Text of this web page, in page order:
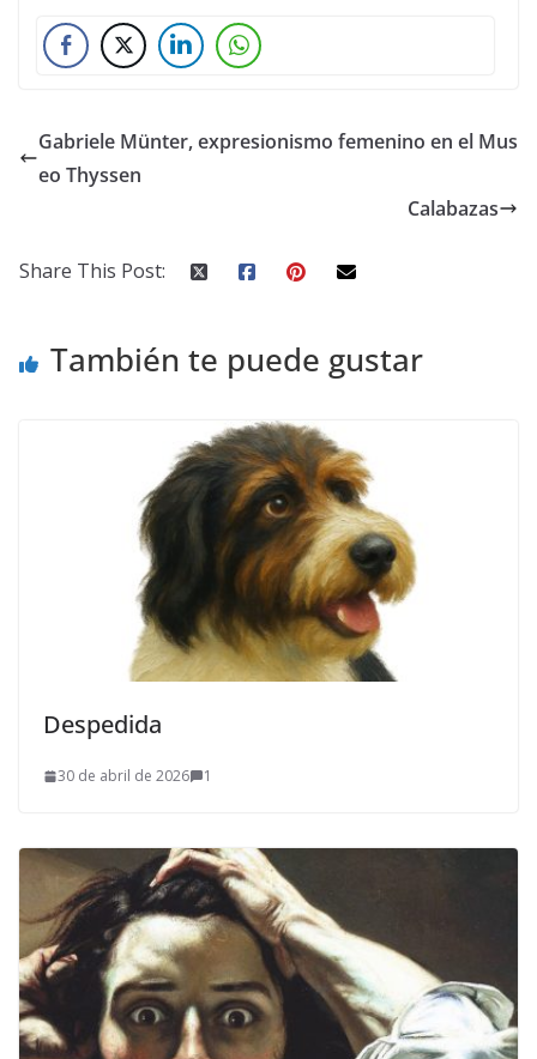
Gabriele Münter, expresionismo femenino en el Mus
eo Thyssen
Calabazas
Share This Post:
También te puede gustar
Despedida
30 de abril de 2026 1